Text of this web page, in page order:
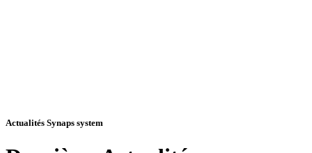
Actualités Synaps system